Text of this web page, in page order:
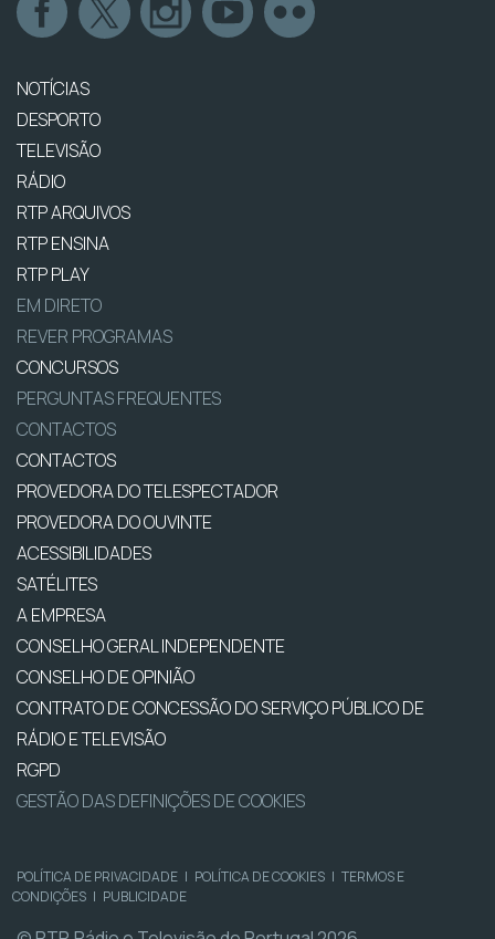
NOTÍCIAS
DESPORTO
TELEVISÃO
RÁDIO
RTP ARQUIVOS
RTP ENSINA
RTP PLAY
EM DIRETO
REVER PROGRAMAS
CONCURSOS
PERGUNTAS FREQUENTES
CONTACTOS
CONTACTOS
PROVEDORA DO TELESPECTADOR
PROVEDORA DO OUVINTE
ACESSIBILIDADES
SATÉLITES
A EMPRESA
CONSELHO GERAL INDEPENDENTE
CONSELHO DE OPINIÃO
CONTRATO DE CONCESSÃO DO SERVIÇO PÚBLICO DE
RÁDIO E TELEVISÃO
RGPD
GESTÃO DAS DEFINIÇÕES DE COOKIES
POLÍTICA DE PRIVACIDADE | POLÍTICA DE COOKIES | TERMOS E
CONDIÇÕES | PUBLICIDADE